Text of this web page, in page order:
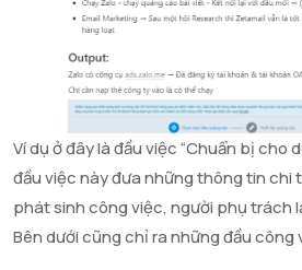
Ví dụ ở đây là đầu việc “Chuẩn bị cho
đầu việc này đưa những thông tin chi
phát sinh công việc, người phụ trách
Bên dưới cũng chỉ ra những đầu công